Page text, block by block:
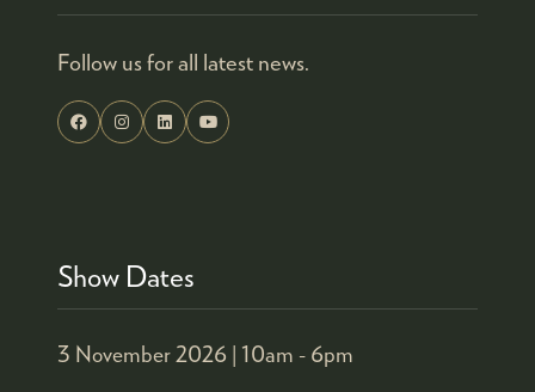
Follow us for all latest news.
Show Dates
3 November 2026 | 10am - 6pm